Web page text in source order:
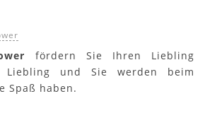
fördern Sie Ihren Liebling
Liebling und Sie werden beim
Spaß haben.